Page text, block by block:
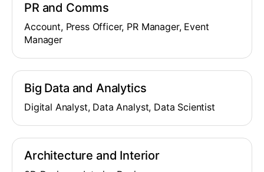
PR and Comms
Account, Press Officer, PR Manager, Event
Manager
Big Data and Analytics
Digital Analyst, Data Analyst, Data Scientist
Architecture and Interior